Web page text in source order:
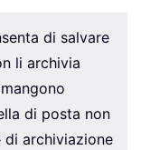
di salvare
li archivia
di posta non
di archiviazione